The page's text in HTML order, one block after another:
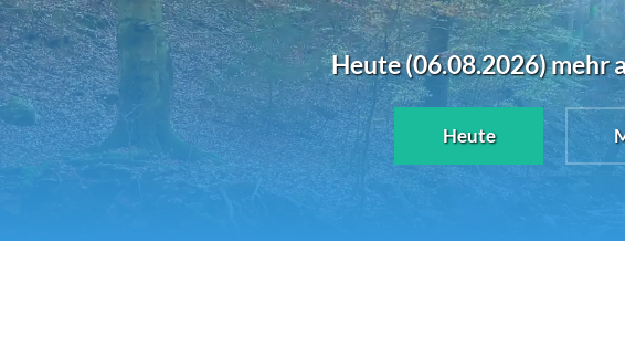
Heute (06.08.2026) mehr
Heute